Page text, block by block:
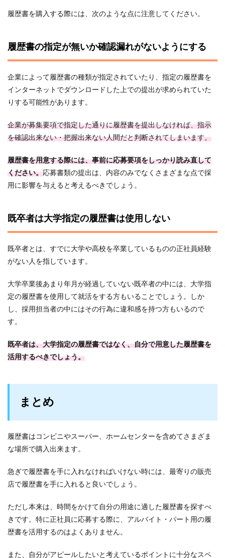
履歴書を購入する際には、次のような点に注意してください。
履歴書の指定が無いか確認漏れがないようにする
企業によって履歴書の種類が指定されていたり、指定の履歴書を
インターネットでダウンロードした上での提出が求められていた
りする可能性があります。
企業が募集要項で指定した通りに履歴書を提出しなければ、指示
を確認出来ない・把握出来ない人間だと判断されてしまいます。
履歴書を用意する際には、事前に応募要項をしっかり読み直して
ください。応募書類の提出は、内容のみでなくさまざまな点で採
用に影響を与えると考えるべきでしょう。
既卒者は大学指定の履歴書は使用しない
既卒者とは、すでに大学や高校を卒業しているものの正社員経験
がない人を指しています。
大学卒業後あまり年月が経過していない既卒者の中には、大学指
定の履歴書を使用して就活をする方もいることでしょう。しか
し、採用担当者の中にはその行為に違和感を持つ方もいるので
す。
既卒者は、大学指定の履歴書ではなく、自分で用意した履歴書を
活用するべきでしょう。
まとめ
履歴書はコンビニやスーパー、ホームセンターを含めてさまざま
な場所で購入出来ます。
急ぎで履歴書を手に入れなければいけない時には、最寄りの販売
店で履歴書を手に入れると良いでしょう。
ただし本来は、時間をかけて自分の用途に適した履歴書を探すべ
きです。特に正社員に応募する際に、アルバイト・パート用の履
歴書を活用するのはよくありません。
また、自分がアピールしたいと考えているポイントに十分なスペ